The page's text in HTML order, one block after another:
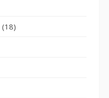
(18)